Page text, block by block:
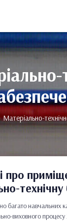
Матеріально-
про
технічну
багато навчальних
виховного